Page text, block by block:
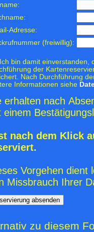
Adresse:
(freiwillig):
Ich bin damit einverstanden,
der
Nach Durchführung
Informationen siehe
erhalten nach
einem
nach dem Klick
Vorgehen dient
Missbrauch Ihrer
zu diesem